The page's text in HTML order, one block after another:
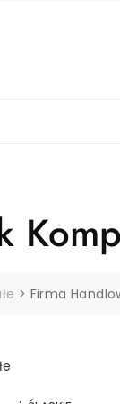
> Firma